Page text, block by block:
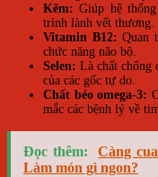
Kẽm: Giúp hệ
trình lành vết thương.
Vitamin B12: Quan
chức năng não bộ.
Selen: Là chất chống
của các gốc tự do.
Chất béo omega-3:
mắc các bệnh lý về
Đọc thêm:
Càng
Làm món gì ngon?